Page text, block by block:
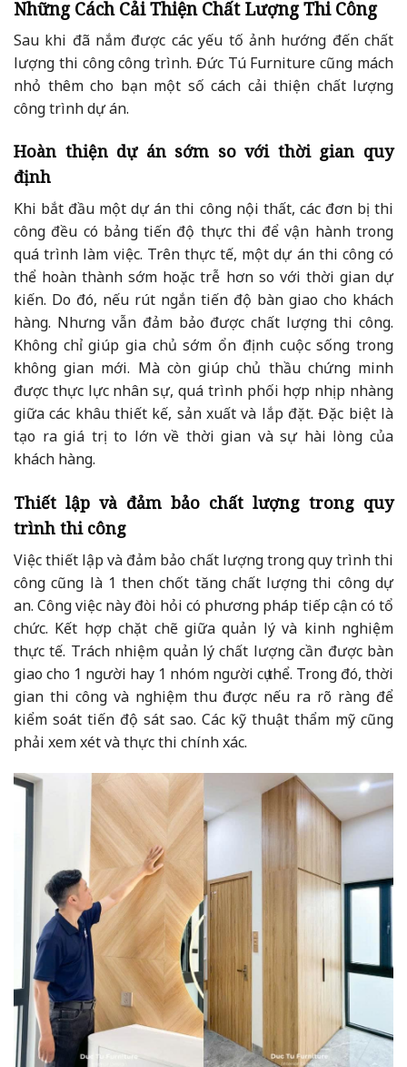
Những Cách Cải Thiện Chất Lượng Thi Công
Sau khi đã nắm được các yếu tố ảnh hướng đến chất
lượng thi công công trình. Đức Tú Furniture cũng mách
nhỏ thêm cho bạn một số cách cải thiện chất lượng
công trình dự án.
Hoàn thiện dự án sớm so với thời gian quy
định
Khi bắt đầu một dự án thi công nội thất, các đơn bị thi
công đều có bảng tiến độ thực thi để vận hành trong
quá trình làm việc. Trên thực tế, một dự án thi công có
thể hoàn thành sớm hoặc trễ hơn so với thời gian dự
kiến. Do đó, nếu rút ngắn tiến độ bàn giao cho khách
hàng. Nhưng vẫn đảm bảo được chất lượng thi công.
Không chỉ giúp gia chủ sớm ổn định cuộc sống trong
không gian mới. Mà còn giúp chủ thầu chứng minh
được thực lực nhân sự, quá trình phối hợp nhịp nhàng
giữa các khâu thiết kế, sản xuất và lắp đặt. Đặc biệt là
tạo ra giá trị to lớn về thời gian và sự hài lòng của
khách hàng.
Thiết lập và đảm bảo chất lượng trong quy
trình thi công
Việc thiết lập và đảm bảo chất lượng trong quy trình thi
công cũng là 1 then chốt tăng chất lượng thi công dự
an. Công việc này đòi hỏi có phương pháp tiếp cận có tổ
chức. Kết hợp chặt chẽ giữa quản lý và kinh nghiệm
thực tế. Trách nhiệm quản lý chất lượng cần được bàn
giao cho 1 người hay 1 nhóm người cụ thể. Trong đó, thời
gian thi công và nghiệm thu được nếu ra rõ ràng để
kiểm soát tiến độ sát sao. Các kỹ thuật thẩm mỹ cũng
phải xem xét và thực thi chính xác.